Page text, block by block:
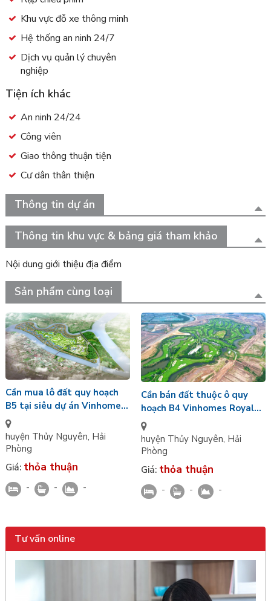
Khu vực đỗ xe thông minh
Hệ thống an ninh 24/7
Dịch vụ quản lý chuyên
nghiệp
Tiện ích khác
An ninh 24/24
Công viên
Giao thông thuận tiện
Cư dân thân thiện
Thông tin dự án
Thông tin khu vực & bảng giá tham khảo
Nội dung giới thiệu địa điểm
Sản phẩm cùng loại
Cần mua lô đất quy hoạch
B5 tại siêu dự án Vinhomes
Royal Island Vũ Yên Hải
Phòng
huyện Thủy Nguyên, Hải
Phòng
Giá: thỏa thuận
- - -
Cần bán đất thuộc ô quy
hoạch B4 Vinhomes Royal
Island, gần tiện ích trường
học
huyện Thủy Nguyên, Hải
Phòng
Giá: thỏa thuận
- - -
Tư vấn online